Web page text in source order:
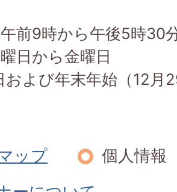
前9時から午後5時30
日から金曜日
および年末年始（12月
ップ
個人情報